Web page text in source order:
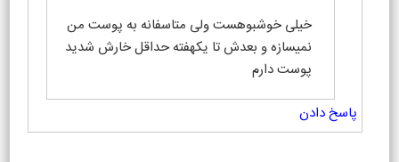
خیلی خوشبوهست ولی متاسفانه به پوست من
نمیسازه و بعدش تا یکهفته حداقل خارش شدید
پوست دارم
پاسخ دادن